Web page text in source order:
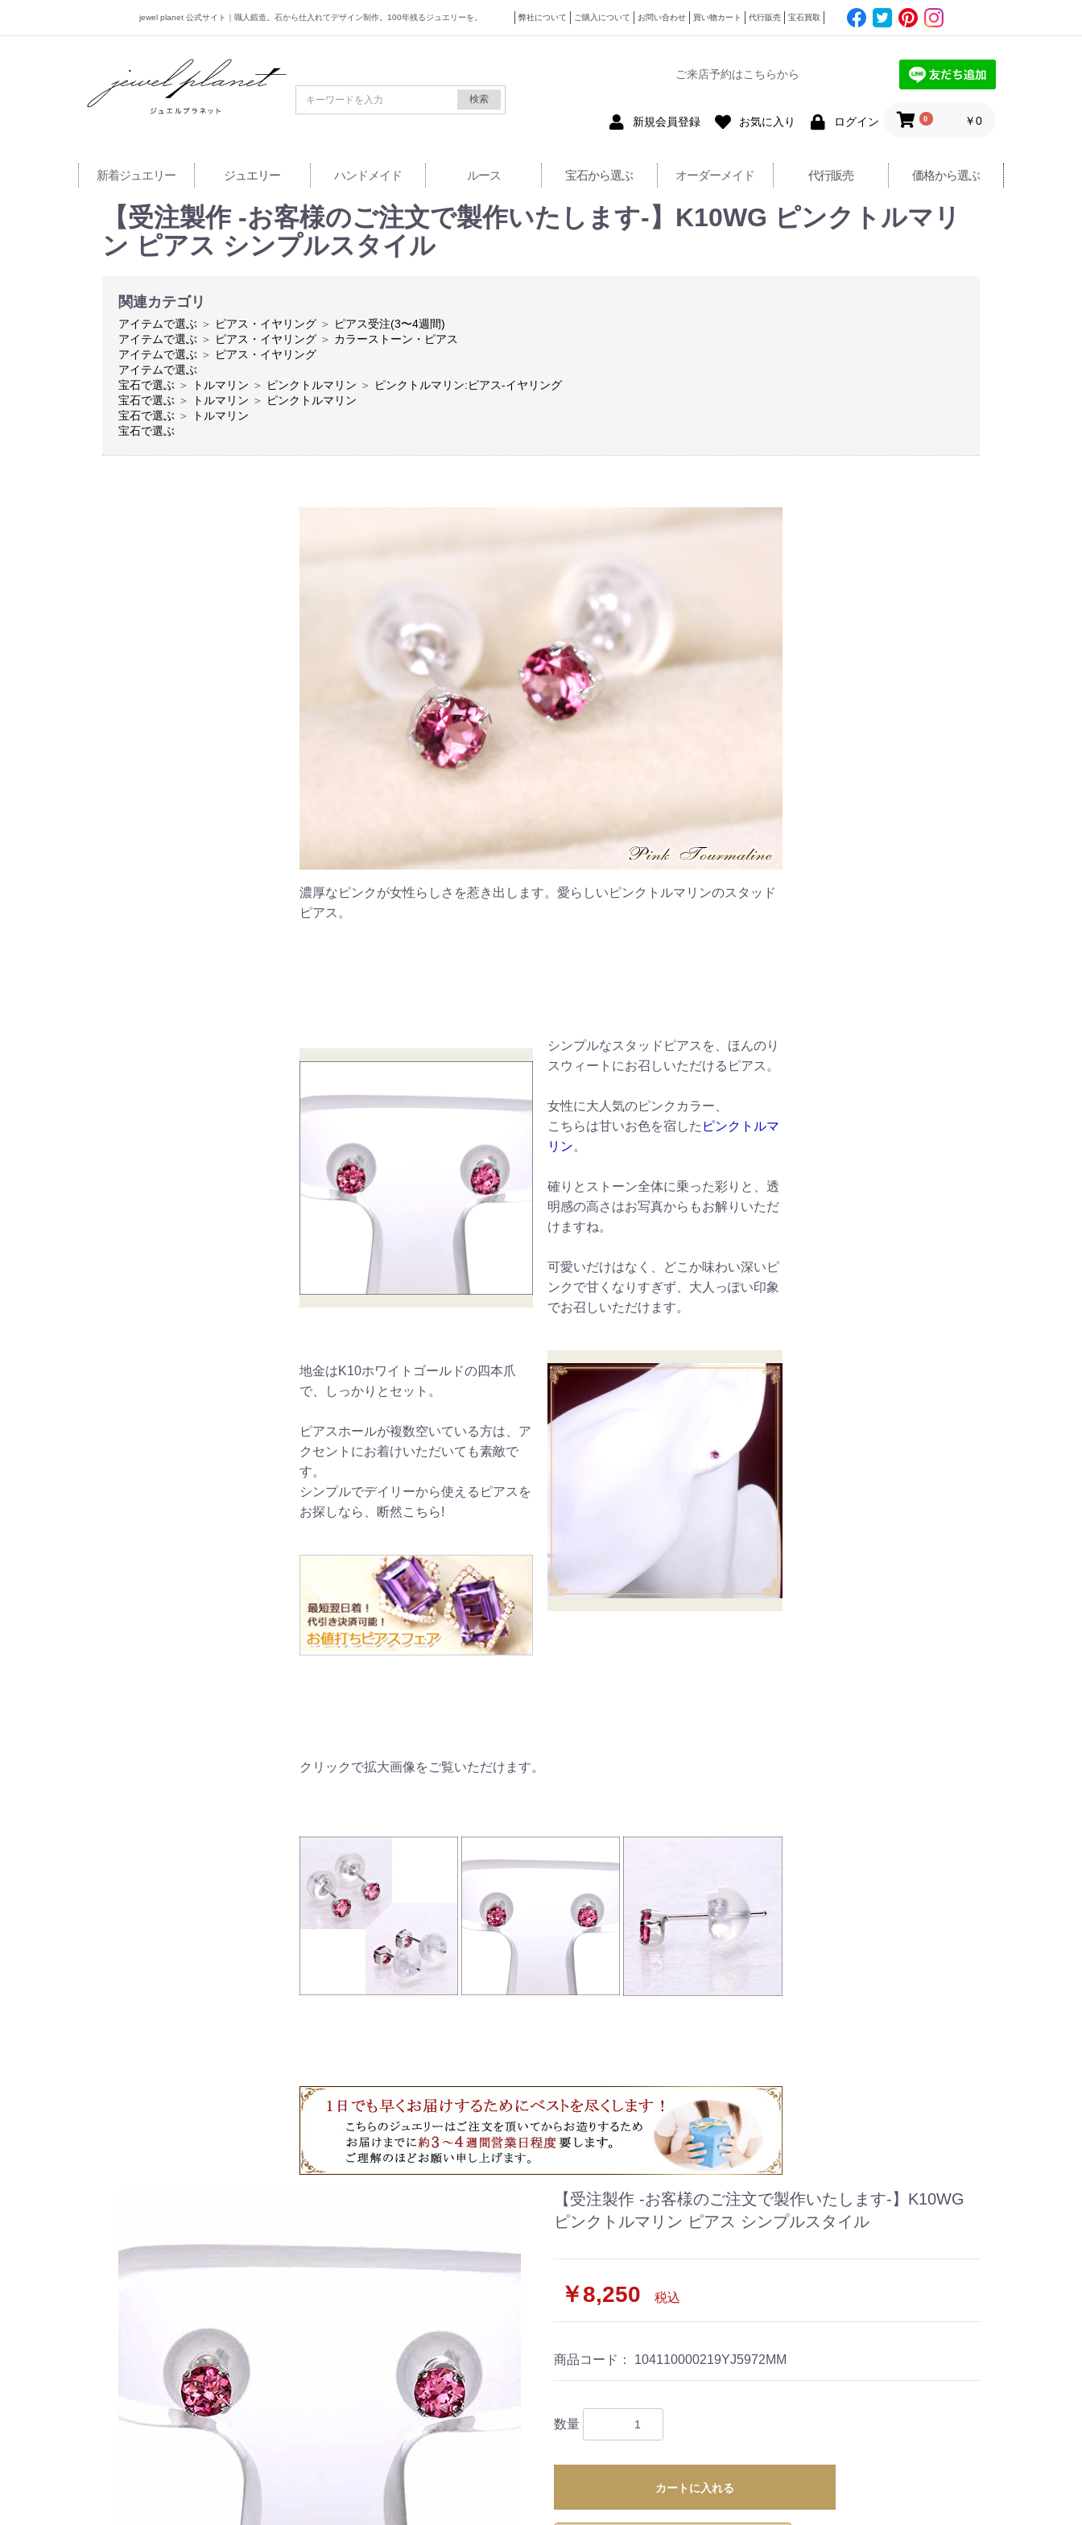
jewel planet 公式サイト｜職人鍛造。石から仕入れてデザイン制作。100年残るジュエリーを。 弊社について ご購入について お問い合わせ 買い物カート 代行販売 宝石買取
jewel planet 公式サイト
検索
ご来店予約はこちらから
新規会員登録 お気に入り ログイン 0 ￥0
新着ジュエリー ジュエリー ハンドメイド ルース 宝石から選ぶ オーダーメイド 代行販売 価格から選ぶ
【受注製作 -お客様のご注文で製作いたします-】K10WG ピンクトルマリ
ン ピアス シンプルスタイル
関連カテゴリ
アイテムで選ぶ ＞ ピアス・イヤリング ＞ ピアス受注(3〜4週間)
アイテムで選ぶ ＞ ピアス・イヤリング ＞ カラーストーン・ピアス
アイテムで選ぶ ＞ ピアス・イヤリング
アイテムで選ぶ
宝石で選ぶ ＞ トルマリン ＞ ピンクトルマリン ＞ ピンクトルマリン:ピアス-イヤリング
宝石で選ぶ ＞ トルマリン ＞ ピンクトルマリン
宝石で選ぶ ＞
トルマリン
宝石で選ぶ
濃厚なピンクが女性らしさを惹き出します。愛らしいピンクトルマリンのスタッド
ピアス。
地金はK10ホワイトゴールドの四本爪
で、しっかりとセット。
ピアスホールが複数空いている方は、ア
クセントにお着けいただいても素敵で
す。
シンプルでデイリーから使えるピアスを
お探しなら、断然こちら!
シンプルなスタッドピアスを、ほんのり
スウィートにお召しいただけるピアス。
女性に大人気のピンクカラー、
こちらは甘いお色を宿した ピンクトルマ
リン。
確りとストーン全体に乗った彩りと、透
明感の高さはお写真からもお解りいただ
けますね。
可愛いだけはなく、どこか味わい深いピ
ンクで甘くなりすぎず、大人っぽい印象
でお召しいただけます。
クリックで拡大画像をご覧いただけます。
【受注製作 -お客様のご注文で製作いたします-】K10WG
ピンクトルマリン ピアス シンプルスタイル
￥8,250 税込
商品コード： 104110000219YJ5972MM
数量
カートに入れる